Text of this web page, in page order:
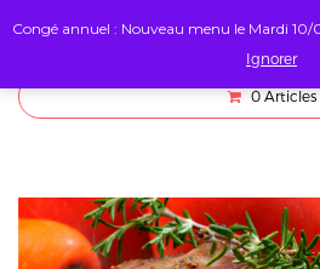
0 Articles
Congé annuel : Nouveau menu le Mardi 10/
Ignorer